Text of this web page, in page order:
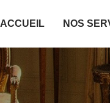
ACCUEIL NOS